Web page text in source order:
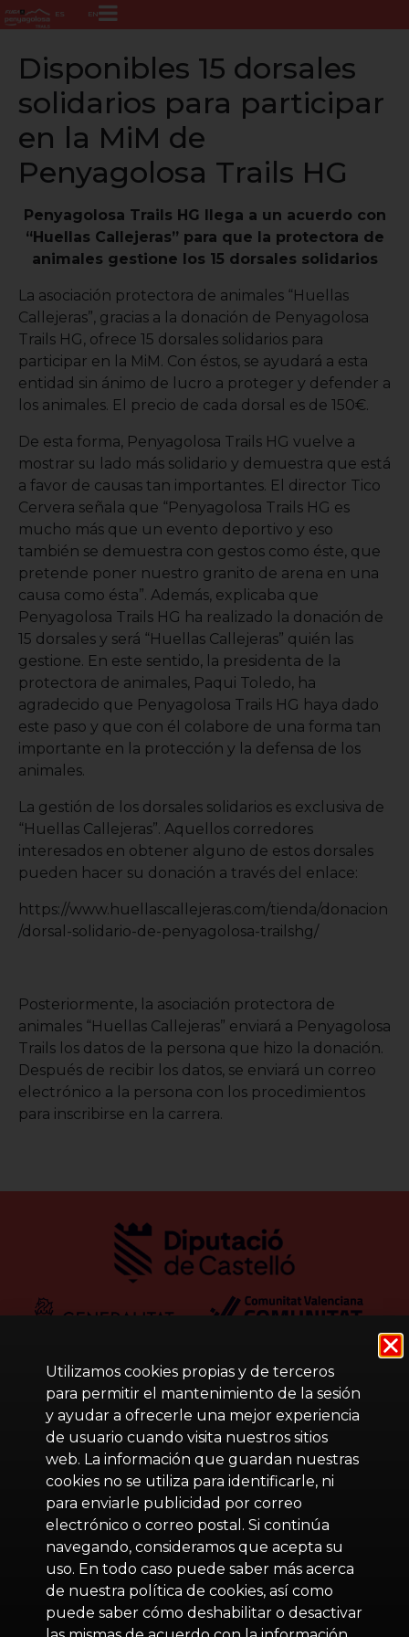
ES EN
Disponibles 15 dorsales
solidarios para participar
en la MiM de
Penyagolosa Trails HG
Penyagolosa Trails HG llega a un acuerdo con
“Huellas Callejeras” para que la protectora de
animales gestione los 15 dorsales solidarios
La asociación protectora de animales “Huellas
Callejeras”, gracias a la donación de Penyagolosa
Trails HG, ofrece 15 dorsales solidarios para
participar en la MiM. Con éstos, se ayudará a esta
entidad sin ánimo de lucro a proteger y defender a
los animales. El precio de cada dorsal es de 150€.
De esta forma, Penyagolosa Trails HG vuelve a
mostrar su lado más solidario y demuestra que está
a favor de causas tan importantes. El director Tico
Cervera señala que “Penyagolosa Trails HG es
mucho más que un evento deportivo y eso
también se demuestra con gestos como éste, que
pretende poner nuestro granito de arena en una
causa como ésta”. Además, explicaba que
Penyagolosa Trails HG ha realizado la donación de
15 dorsales y será “Huellas Callejeras” quién las
gestione. En este sentido, la presidenta de la
protectora de animales, Paqui Toledo, ha
agradecido que Penyagolosa Trails HG haya dado
este paso y que con él colabore de una forma tan
importante en la protección y la defensa de los
animales.
La gestión de los dorsales solidarios es exclusiva de
“Huellas Callejeras”. Aquellos corredores
interesados en obtener alguno de estos dorsales
pueden hacer su donación a través del enlace:
https://www.huellascallejeras.com/tienda/donacion
/dorsal-solidario-de-penyagolosa-trailshg/
Posteriormente, la asociación protectora de
animales “Huellas Callejeras” enviará a Penyagolosa
Trails los datos de la persona que hizo la donación.
Después de recibir los datos, se enviará un correo
electrónico a la persona con los procedimientos
para inscribirse en la carrera.
Utilizamos cookies propias y de terceros
para permitir el mantenimiento de la sesión
y ayudar a ofrecerle una mejor experiencia
de usuario cuando visita nuestros sitios
web. La información que guardan nuestras
cookies no se utiliza para identificarle, ni
para enviarle publicidad por correo
electrónico o correo postal. Si continúa
navegando, consideramos que acepta su
uso. En todo caso puede saber más acerca
de nuestra política de cookies, así como
puede saber cómo deshabilitar o desactivar